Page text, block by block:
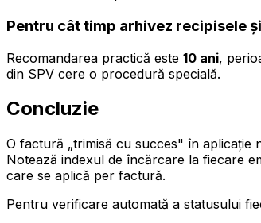
Pentru cât timp arhivez recipisele
Recomandarea practică este 10 ani,
din SPV cere o procedură specială.
Concluzie
O factură „trimisă cu succes" în
Notează indexul de încărcare la fiecare
care se aplică per factură.
Pentru verificare automată a statusului